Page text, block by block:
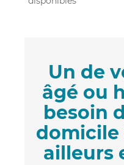
Un de
âgé ou
besoin
domicile
ailleurs